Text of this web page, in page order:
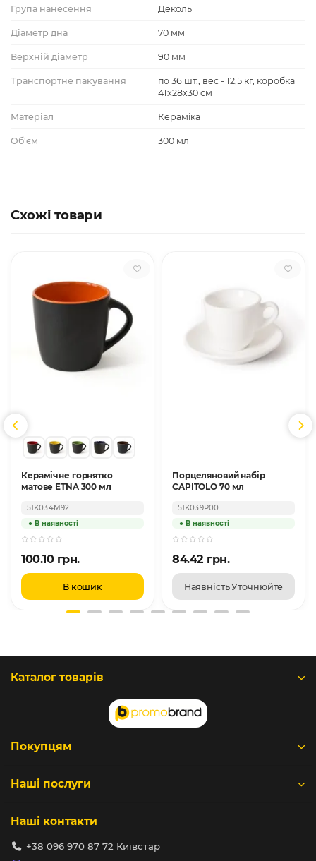
Група нанесення Деколь
Діаметр дна 70 мм
Верхній діаметр 90 мм
Транспортне пакування
по 36 шт., вес - 12,5 кг, коробка
41х28х30 см
Матеріал Кераміка
Об'єм 300 мл
Схожі товари
Керамічне горнятко
матове ETNA 300 мл
51K034M92
100.10 грн.
В кошик
Порцеляновий набір
CAPITOLO 70 мл
51K039P00
84.42 грн.
Наявність Уточнюйте
Каталог товарів
Покупцям
Наші послуги
Наші контакти
+38 096 970 87 72 Київстар